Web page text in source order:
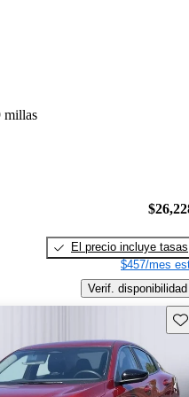
millas
El precio incluye tasas
$457/mes
Verif. disponibilidad